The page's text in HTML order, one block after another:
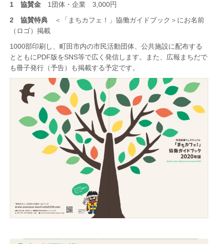
1 協賛金 1団体・企業 3,000円
2 協賛特典 ＜「まちカフェ！」協働ガイドブック＞にお名前
（ロゴ）掲載
1000部印刷し、町田市内の市民活動団体、公共施設に配布する
とともにPDF版をSNS等で広く発信します。また、広報まちだで
も冊子発行（予告）も掲載する予定です。